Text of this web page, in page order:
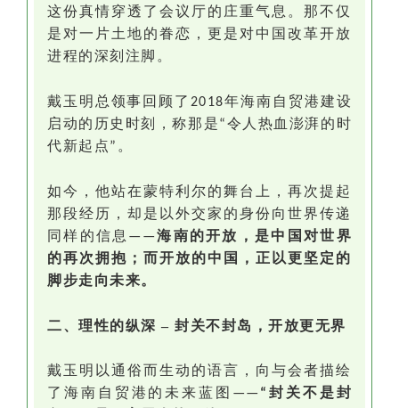
这份真情穿透了会议厅的庄重气息。那不仅
是对一片土地的眷恋，更是对中国改革开放
进程的深刻注脚。
戴玉明总领事回顾了 2018年海南自贸港建设
启动的历史时刻，称那是“令人热血澎湃的时
代新起点” 。
如今，他站在蒙特利尔的舞台上，再次提起
那段经历，却是以外交家的身份向世界传递
同样的信息 ——海南的开放，是中国对世界
的再次拥抱；而开放的中国，正以更坚定的
脚步走向未来。
二、理性的纵深 – 封关不封岛，开放更无界
戴玉明以通俗而生动的语言，向与会者描绘
了海南自贸港的未来蓝图 ——“封关不是封